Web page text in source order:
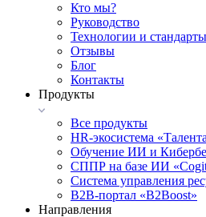
Кто мы?
Руководство
Технологии и стандарты
Отзывы
Блог
Контакты
Продукты
Все продукты
HR-экосистема
Обучение ИИ и
СППР на базе ИИ
Система управления
B2B-портал «B2Boost»
Направления